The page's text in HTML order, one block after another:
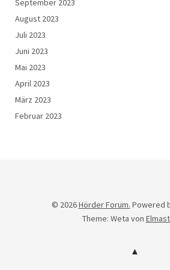
August 2023
Juli 2023
Juni 2023
Mai 2023
April 2023
März 2023
Februar 2023
© 2026Hörder Forum. Powered
Theme: Weta von